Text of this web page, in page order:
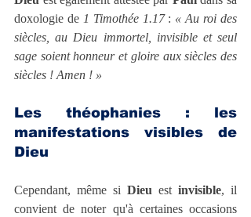
doxologie de 1 Timothée 1.17 : « Au roi des
siècles, au Dieu immortel, invisible et seul
sage soient honneur et gloire aux siècles des
siècles ! Amen ! »
Les théophanies : les
manifestations visibles de
Dieu
Cependant, même si Dieu est invisible, il
convient de noter qu'à certaines occasions